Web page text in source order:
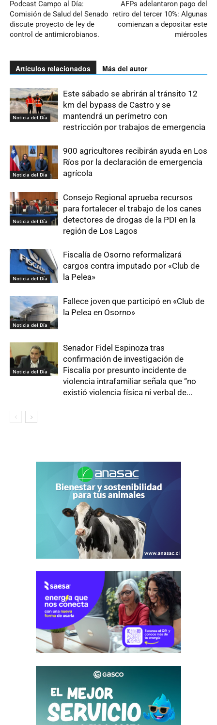
Podcast Campo al Día:
Comisión de Salud del Senado
discute proyecto de ley de
control de antimicrobianos.
AFPs adelantaron pago del
retiro del tercer 10%: Algunas
comienzan a depositar este
miércoles
Artículos relacionados Más del autor
Noticia del Día
Este sábado se abrirán al tránsito 12
km del bypass de Castro y se
mantendrá un perímetro con
restricción por trabajos de emergencia
Noticia del Día
900 agricultores recibirán ayuda en Los
Ríos por la declaración de emergencia
agrícola
Noticia del Día
Consejo Regional aprueba recursos
para fortalecer el trabajo de los canes
detectores de drogas de la PDI en la
región de Los Lagos
Noticia del Día
Fiscalía de Osorno reformalizará
cargos contra imputado por «Club de
la Pelea»
Noticia del Día
Fallece joven que participó en «Club de
la Pelea en Osorno»
Noticia del Día
Senador Fidel Espinoza tras
confirmación de investigación de
Fiscalía por presunto incidente de
violencia intrafamiliar señala que “no
existió violencia física ni verbal de...